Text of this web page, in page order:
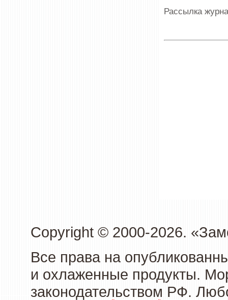
Рассылка
Copyright © 2000-2026.
Все права на
и охлаженные продукты.
законодательством РФ.